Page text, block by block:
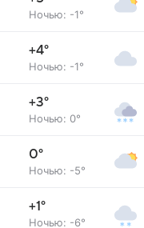
Ночью: -1°
+4°
Ночью: -1°
+3°
Ночью: 0°
0°
Ночью: -5°
+1°
Ночью: -6°